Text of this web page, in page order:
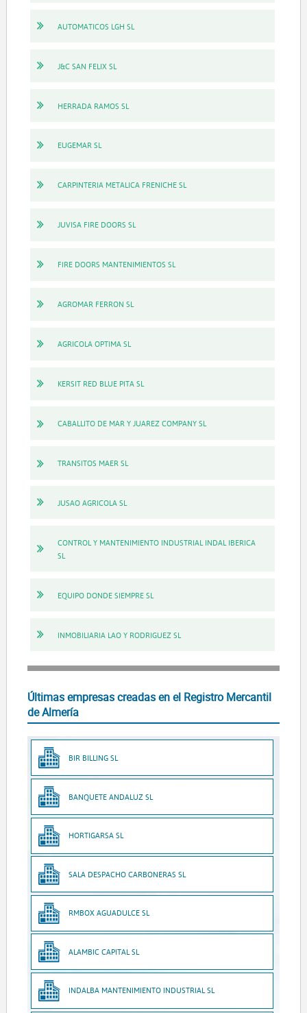
AUTOMATICOS LGH SL
J&C SAN FELIX SL
HERRADA RAMOS SL
EUGEMAR SL
CARPINTERIA METALICA FRENICHE SL
JUVISA FIRE DOORS SL
FIRE DOORS MANTENIMIENTOS SL
AGROMAR FERRON SL
AGRICOLA OPTIMA SL
KERSIT RED BLUE PITA SL
CABALLITO DE MAR Y JUAREZ COMPANY SL
TRANSITOS MAER SL
JUSAO AGRICOLA SL
CONTROL Y MANTENIMIENTO INDUSTRIAL INDAL IBERICA
SL
EQUIPO DONDE SIEMPRE SL
INMOBILIARIA LAO Y RODRIGUEZ SL
Últimas empresas creadas en el Registro Mercantil
de Almería
BIR BILLING SL
BANQUETE ANDALUZ SL
HORTIGARSA SL
SALA DESPACHO CARBONERAS SL
RMBOX AGUADULCE SL
ALAMBIC CAPITAL SL
INDALBA MANTENIMIENTO INDUSTRIAL SL